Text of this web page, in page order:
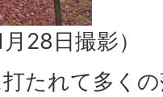
28日撮影）
たれて多く